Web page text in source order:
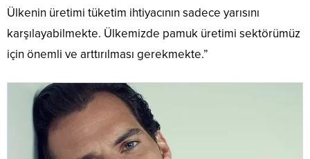
Ülkenin üretimi tüketim ihtiyacının sadece yarısını
karşılayabilmekte. Ülkemizde pamuk üretimi sektörümüz
için önemli ve arttırılması gerekmekte.”